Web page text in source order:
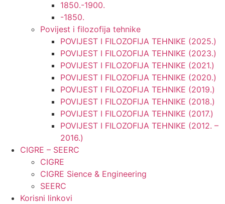
1850.-1900.
-1850.
Povijest i filozofija tehnike
POVIJEST I FILOZOFIJA TEHNIKE (2025.)
POVIJEST I FILOZOFIJA TEHNIKE (2023.)
POVIJEST I FILOZOFIJA TEHNIKE (2021.)
POVIJEST I FILOZOFIJA TEHNIKE (2020.)
POVIJEST I FILOZOFIJA TEHNIKE (2019.)
POVIJEST I FILOZOFIJA TEHNIKE (2018.)
POVIJEST I FILOZOFIJA TEHNIKE (2017.)
POVIJEST I FILOZOFIJA TEHNIKE (2012. –
2016.)
CIGRE – SEERC
CIGRE
CIGRE Sience & Engineering
SEERC
Korisni linkovi